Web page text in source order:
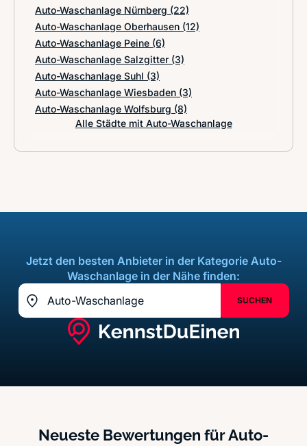
Auto-Waschanlage Nürnberg (22)
Auto-Waschanlage Oberhausen (12)
Auto-Waschanlage Peine (6)
Auto-Waschanlage Salzgitter (3)
Auto-Waschanlage Suhl (3)
Auto-Waschanlage Wiesbaden (3)
Auto-Waschanlage Wolfsburg (8)
Alle Städte mit Auto-Waschanlage
Jetzt den besten Anbieter in der Kategorie Auto-
Waschanlage in der Nähe finden:
Standort z.B. Frankfurt am Main
Standort erfassen
SUCHEN
Neueste Bewertungen für Auto-